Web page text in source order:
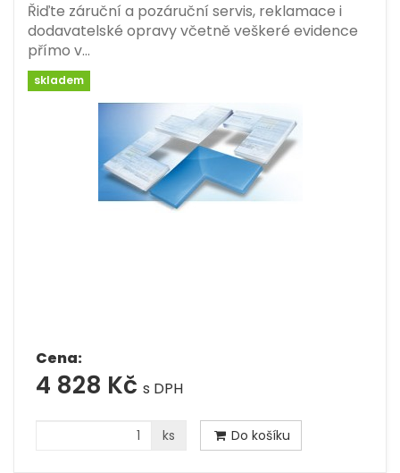
Řiďte záruční a pozáruční servis, reklamace i
dodavatelské opravy včetně veškeré evidence
přímo v…
skladem
Cena:
4 828 Kč s DPH
ks Do košíku